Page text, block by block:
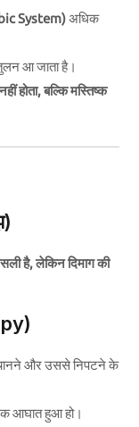
System)अधिक
आ जाता है।
होता, बल्कि मस्तिष्क
है, लेकिन दिमाग की
और उससे निपटने के
आघात हुआ हो।